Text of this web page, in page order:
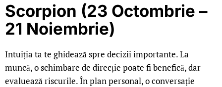
Scorpion (23 Octombrie –
21 Noiembrie)
Intuiția ta te ghidează spre decizii importante. La
muncă, o schimbare de direcție poate fi benefică, dar
evaluează riscurile. În plan personal, o conversație